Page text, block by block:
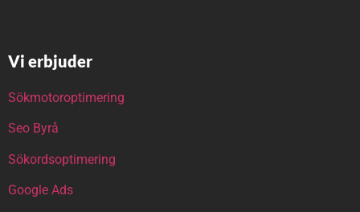
Vi erbjuder
Sökmotoroptimering
Seo Byrå
Sökordsoptimering
Google Ads